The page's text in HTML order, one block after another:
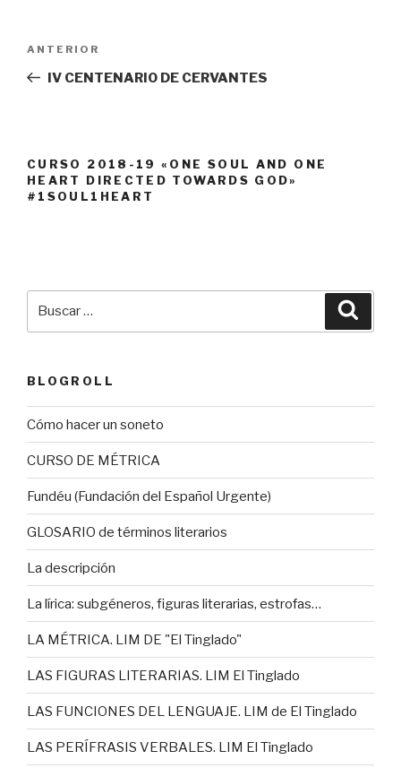
entradas
Entrada
anterior:
ANTERIOR
IV CENTENARIO DE CERVANTES
CURSO 2018-19 «ONE SOUL AND ONE
HEART DIRECTED TOWARDS GOD»
#1SOUL1HEART
BLOGROLL
Cómo hacer un soneto
CURSO DE MÉTRICA
Fundéu (Fundación del Español Urgente)
GLOSARIO de términos literarios
La descripción
La lírica: subgéneros, figuras literarias, estrofas…
LA MÉTRICA. LIM DE "El Tinglado"
LAS FIGURAS LITERARIAS. LIM El Tinglado
LAS FUNCIONES DEL LENGUAJE. LIM de El Tinglado
LAS PERÍFRASIS VERBALES. LIM El Tinglado